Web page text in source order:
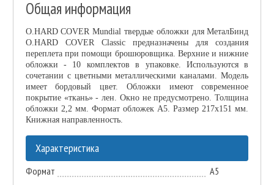
Общая информация
O.HARD COVER Mundial твердые обложки для МеталБинд
O.HARD COVER Classic предназначены для создания
переплета при помощи брошюровщика. Верхние и нижние
обложки - 10 комплектов в упаковке. Используются в
сочетании с цветными металлическими каналами. Модель
имеет бордовый цвет. Обложки имеют современное
покрытие «ткань» - лен. Окно не предусмотрено. Толщина
обложки 2,2 мм. Формат обложек А5. Размер 217х151 мм.
Книжная направленность.
Характеристика
Формат А5